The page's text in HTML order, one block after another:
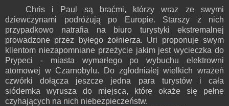
Chris i Paul są braćmi, którzy wraz ze swymi
dziewczynami podróżują po Europie. Starszy z nich
przypadkowo natrafia na biuro turystyki ekstremalnej
prowadzone przez byłego żołnierza. Uri proponuje swym
klientom niezapomniane przeżycie jakim jest wycieczka do
Prypeci - miasta wymarłego po wybuchu elektrowni
atomowej w Czarnobylu. Do zgłodniałej wielkich wrażeń
czwórki dołącza jeszcze jedna para turystów i cała
siódemka wyrusza do miejsca, które okaże się pełne
czyhających na nich niebezpieczeństw.